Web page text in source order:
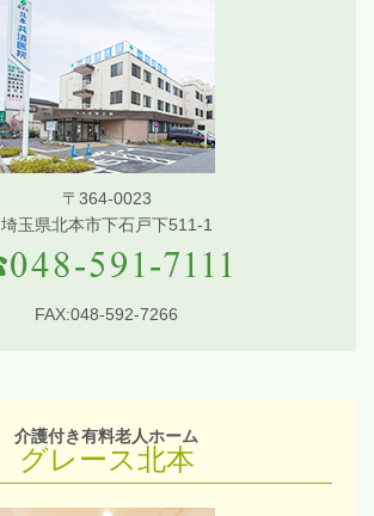
〒364-0023
埼玉県北本市下石戸下511-1
FAX:048-592-7266
介護付き有料老人ホーム
グレース北本